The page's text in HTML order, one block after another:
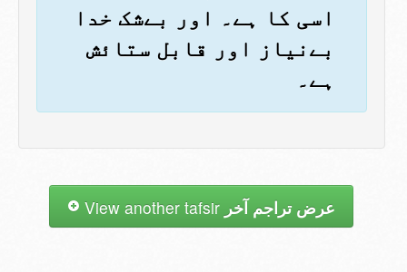
اسی کا ہے۔ اور بےشک خدا
بےنیاز اور قابل ستائش
ہے۔
عرض تراجم آخر